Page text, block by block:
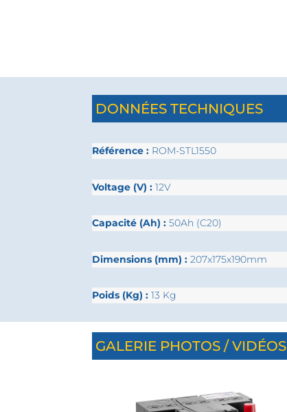
DONNÉES TECHNIQUES
Référence : ROM-STL1550
Voltage (V) :12V
Capacité (Ah) :50Ah (C20)
Dimensions (mm) :207x175x190mm
Poids (Kg) :13 Kg
GALERIE PHOTOS / VIDÉOS